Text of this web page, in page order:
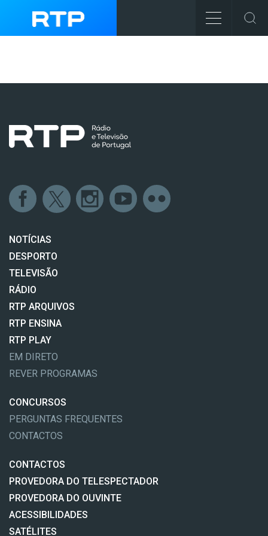
NOTÍCIAS
DESPORTO
TELEVISÃO
RÁDIO
RTP ARQUIVOS
RTP ENSINA
RTP PLAY
EM DIRETO
REVER PROGRAMAS
CONCURSOS
PERGUNTAS FREQUENTES
CONTACTOS
CONTACTOS
PROVEDORA DO TELESPECTADOR
PROVEDORA DO OUVINTE
ACESSIBILIDADES
SATÉLITES